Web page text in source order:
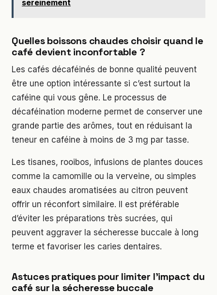
sereinement
Quelles boissons chaudes choisir quand le
café devient inconfortable ?
Les cafés décaféinés de bonne qualité peuvent
être une option intéressante si c’est surtout la
caféine qui vous gêne. Le processus de
décaféination moderne permet de conserver une
grande partie des arômes, tout en réduisant la
teneur en caféine à moins de 3 mg par tasse.
Les tisanes, rooibos, infusions de plantes douces
comme la camomille ou la verveine, ou simples
eaux chaudes aromatisées au citron peuvent
offrir un réconfort similaire. Il est préférable
d’éviter les préparations très sucrées, qui
peuvent aggraver la sécheresse buccale à long
terme et favoriser les caries dentaires.
Astuces pratiques pour limiter l’impact du
café sur la sécheresse buccale